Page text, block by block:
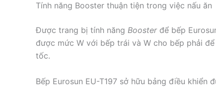
Tính năng Booster thuận tiện trong việc nấu ăn
Được trang bị tính năng Boosterđể bếp
được mức W với bếp trái và W cho bếp phải
tốc.
Bếp Eurosun EU-T197 sở hữu bảng điều khiển